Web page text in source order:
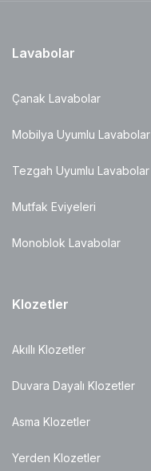
Lavabolar
Çanak Lavabolar
Mobilya Uyumlu Lavabolar
Tezgah Uyumlu Lavabolar
Mutfak Eviyeleri
Monoblok Lavabolar
Klozetler
Akıllı Klozetler
Duvara Dayalı Klozetler
Asma Klozetler
Yerden Klozetler